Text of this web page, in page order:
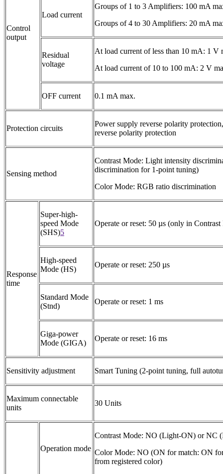
Control
output
Load current
Groups of 1 to 3 Amplifiers: 100 mA
Groups of 4 to 30 Amplifiers: 20 mA
Residual
voltage
At load current of less than 10 mA: 1 V
At load current of 10 to 100 mA: 2 V
OFF current 0.1 mA max.
Protection circuits
Power supply reverse polarity
reverse polarity protection
Sensing method
Contrast Mode: Light intensity
discrimination for 1-point tuning)
Color Mode: RGB ratio discrimination
Response
time
Super-high-
speed Mode
(SHS)5
Operate or reset: 50 µs (only in
High-speed
Mode (HS)
Operate or reset: 250 µs
Standard Mode
(Stnd)
Operate or reset: 1 ms
Giga-power
Mode (GIGA)
Operate or reset: 16 ms
Sensitivity adjustment Smart Tuning (2-point tuning, full
Maximum connectable
units
30 Units
Operation mode
Contrast Mode: NO (Light-ON) or NC
Color Mode: NO (ON for match: ON
from registered color)